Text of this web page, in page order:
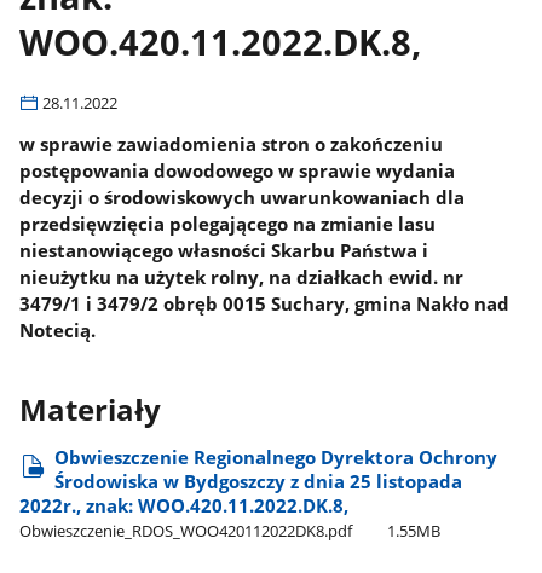
WOO.420.11.2022.DK.8,
28.11.2022
w sprawie zawiadomienia stron o zakończeniu
postępowania dowodowego w sprawie wydania
decyzji o środowiskowych uwarunkowaniach dla
przedsięwzięcia polegającego na zmianie lasu
niestanowiącego własności Skarbu Państwa i
nieużytku na użytek rolny, na działkach ewid. nr
3479/1 i 3479/2 obręb 0015 Suchary, gmina Nakło nad
Notecią.
Materiały
Obwieszczenie Regionalnego Dyrektora Ochrony
Środowiska w Bydgoszczy z dnia 25 listopada
2022r., znak: WOO.420.11.2022.DK.8,
Obwieszczenie​_RDOS​_WOO420112022DK8.pdf 1.55MB